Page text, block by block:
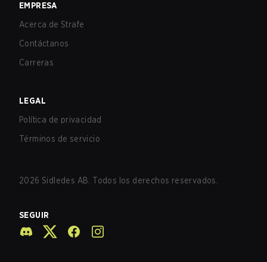
EMPRESA
Acerca de Strafe
Contáctanos
Carreras
LEGAL
Política de privacidad
Términos de servicio
2026 Sidledes AB. Todos los derechos reservados.
SEGUIR